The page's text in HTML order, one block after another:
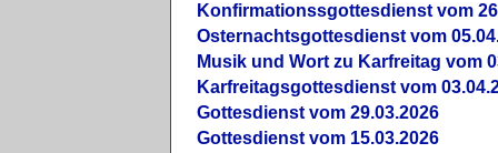
Konfirmationssgottesdienst vom
Osternachtsgottesdienst vom
Musik und Wort zu Karfreitag vom
Karfreitagsgottesdienst vom
Gottesdienst vom 29.03.2026
Gottesdienst vom 15.03.2026